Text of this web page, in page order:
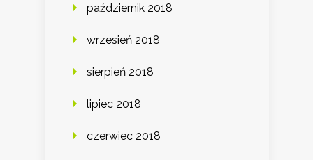
październik 2018
wrzesień 2018
sierpień 2018
lipiec 2018
czerwiec 2018